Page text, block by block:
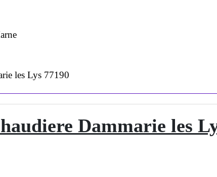
les Lys 77190
Dammarie les